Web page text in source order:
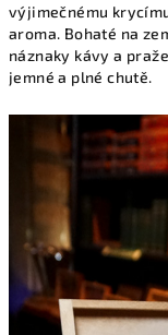
výjimečnému
aroma. Bohaté na
náznaky kávy a
jemné a plné chutě.